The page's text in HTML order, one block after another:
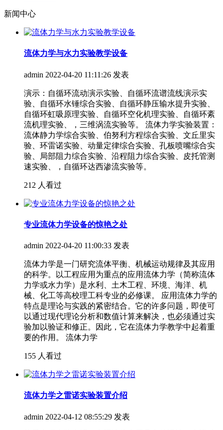
新闻中心
流体力学与水力实验教学设备
admin 2022-04-20 11:11:26 发表
演示：自循环流动演示实验、自循环流谱流线演示实
验、自循环水锤综合实验、自循环静压输水提升实验、
自循环虹吸原理实验、自循环空化机理实验、自循环紊
流机理实验、，三维涡流实验等。 流体力学实验装置：
流体静力学综合实验、伯努利方程综合实验、文丘里实
验、环雷诺实验、动量定律综合实验、孔板喷嘴综合实
验、局部阻力综合实验、沿程阻力综合实验、皮托管测
速实验、，自循环达西渗流实验等。
212 人看过
专业流体力学设备的惊艳之处
admin 2022-04-20 11:00:33 发表
流体力学是一门研究流体平衡、机械运动规律及其应用
的科学。以工程应用为重点的应用流体力学（简称流体
力学或水力学）是水利、土木工程、环境、海洋、机
械、化工等高校理工科专业的必修课。 应用流体力学的
特点是理论与实践的紧密结合。它的许多问题，即使可
以通过现代理论分析和数值计算来解决，也必须通过实
验加以验证和修正。因此，它在流体力学教学中起着重
要的作用。 流体力学
155 人看过
流体力学之雷诺实验装置介绍
admin 2022-04-12 08:55:29 发表